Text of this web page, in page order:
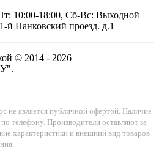
10:00-18:00, Сб-Вс: Выходной
й Панковский проезд. д.1
© 2014 - 2026
является публичной офертой. Наличие
телефону. Производители оставляют за
характеристики и внешний вид товаров